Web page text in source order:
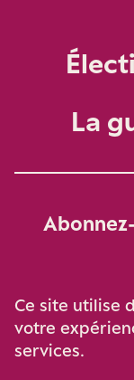
La
Ce site utilise
votre
services.